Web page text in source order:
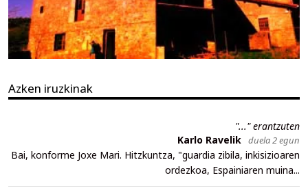
Azken iruzkinak
"..." erantzuten
Karlo Ravelik duela 2 egun
Bai, konforme Joxe Mari. Hitzkuntza, "guardia zibila, inkisizioaren
ordezkoa, Espainiaren muina...